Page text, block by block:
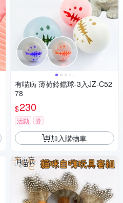
有喵病 薄荷鈴鐺球-3入JZ-C52
78
$230
活動 券
加入購物車